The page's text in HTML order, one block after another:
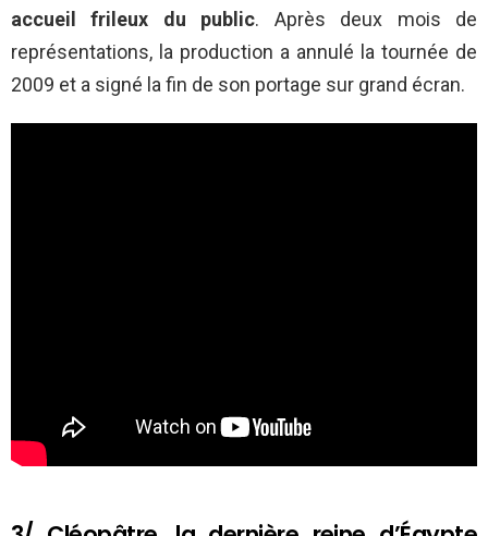
accueil frileux du public. Après deux mois de
représentations, la production a annulé la tournée de
2009 et a signé la fin de son portage sur grand écran.